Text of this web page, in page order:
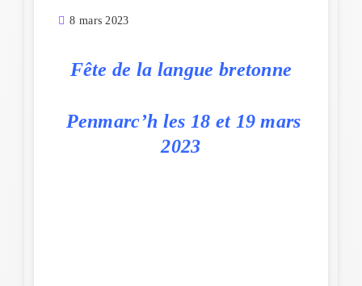
8 mars 2023
Fête de la langue bretonne
Penmarc’h les 18 et 19 mars
2023